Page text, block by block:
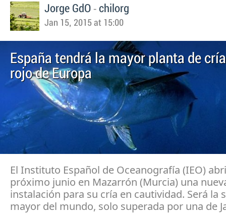
Jorge GdO - chilorg
Jan 15, 2015 at 15:00
España tendrá la mayor planta de
rojo de Europa
El Instituto Español de Oceanografía (IEO)
próximo junio en Mazarrón (Murcia) una
instalación para su cría en cautividad. Será la
mayor del mundo, solo superada por una de